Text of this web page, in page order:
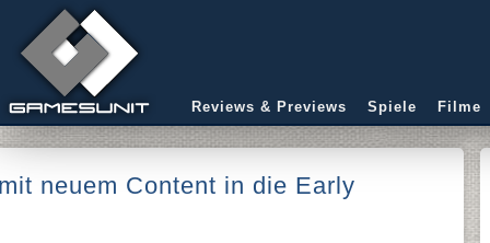
Reviews & Previews Spiele Filme
neuem Content in die Early